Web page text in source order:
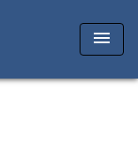
menu